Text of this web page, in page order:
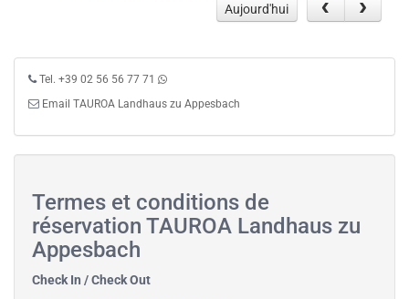
Aujourd'hui
Tel. +39 02 56 56 77 71
Email TAUROA Landhaus zu Appesbach
Termes et conditions de
réservation TAUROA Landhaus zu
Appesbach
Check In / Check Out